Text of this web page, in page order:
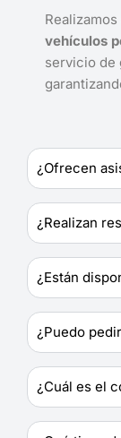
Realizamos
vehículos
servicio de
¿Ofrecen
¿Realizan
¿Están
¿Puedo
¿Cuál es el